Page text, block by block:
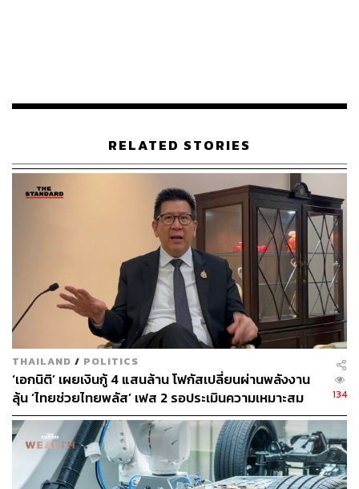
สาธารณะต่อ GDP หรือจำนวนเงินที่รัฐบาลกู้ แต่ควร
สามารถช่วยเพิ่มศักยภาพทางเศรษฐกิจของประเทศในระยะ
ยาวได้หรือไม่ พร้อมระบุว่า หากแผนเปลี่ยนผ่านพลังงาน
ดำเนินการได้ตามเป้าหมาย ก็จะมีส่วนช่วยใน 3 ด้านด้วยกัน
ลดจุดอ่อนและความเปราะบางด้านพลังงานของ
ช่วยภาคธุรกิจลดต้นทุนพลังงานและต้นทุนการขนส่ง
สร้างเครื่องยนต์เศรษฐกิจใหม่จาก Green Economy
ผ่านการพัฒนาบุคลากรและห่วงโซ่อุปทานใหม่ในระยะ
“คำถามสำคัญไม่ใช่ว่ากู้เท่าไร แต่คือกู้ไปทำอะไร และทำให้
GDP ระยะยาวเพิ่มขึ้นได้หรือไม่ แม้การเร่ง GDP ไม่ใช่เป้า
หมายหลักโดยตรงของมาตรการนี้ แต่หากดำเนินการสำเร็จ
ผลพลอยได้สำคัญคือเศรษฐกิจไทยจะเติบโตได้ดีขึ้นในระยะ
ยาว” ดร.สันติธารกล่าว
RELATED STORIES
THAILAND / POLITICS
‘เอกนิติ’ เผยเงินกู้ 4 แสนล้าน โฟกัสเปลี่ยนผ่านพลังงาน
ลุ้น ‘ไทยช่วยไทยพลัส’ เฟส 2 รอประเมินความเหมาะสม
134